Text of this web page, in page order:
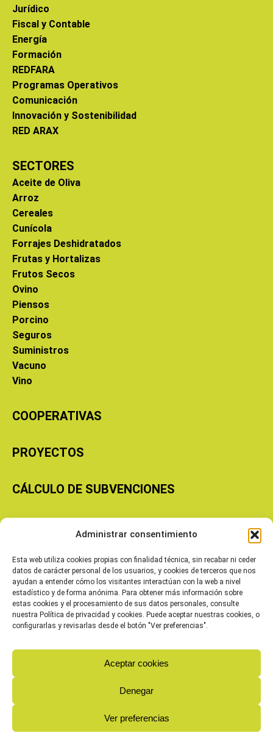
Administrar consentimiento
Esta web utiliza cookies propias con finalidad técnica, sin recabar ni ceder
datos de carácter personal de los usuarios, y cookies de terceros que nos
ayudan a entender cómo los visitantes interactúan con la web a nivel
estadístico y de forma anónima. Para obtener más información sobre
estas cookies y el procesamiento de sus datos personales, consulte
nuestra Política de privacidad y cookies. Puede aceptar nuestras cookies, o
configurarlas y revisarlas desde el botón "Ver preferencias".
Aceptar cookies
Denegar
Ver preferencias
Jurídico
Fiscal y Contable
Energía
Formación
REDFARA
Programas Operativos
Comunicación
Innovación y Sostenibilidad
RED ARAX
SECTORES
Aceite de Oliva
Arroz
Cereales
Cunícola
Forrajes Deshidratados
Frutas y Hortalizas
Frutos Secos
Ovino
Piensos
Porcino
Seguros
Suministros
Vacuno
Vino
COOPERATIVAS
PROYECTOS
CÁLCULO DE SUBVENCIONES